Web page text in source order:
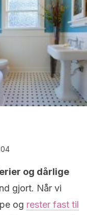
og dårlige
gjort. Når vi
og rester fast til